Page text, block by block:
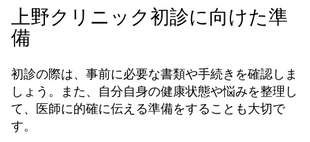
上野クリニック初診に向けた準
備
初診の際は、事前に必要な書類や手続きを確認しま
しょう。また、自分自身の健康状態や悩みを整理し
て、医師に的確に伝える準備をすることも大切で
す。